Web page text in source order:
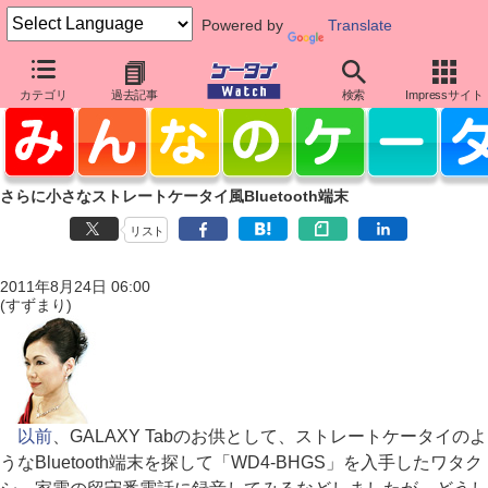
Powered by Translate
カテゴリ 過去記事 検索 Impressサイト
さらに小さなストレートケータイ風Bluetooth端末
リスト
2011年8月24日 06:00
(すずまり)
以前、GALAXY Tabのお供として、ストレートケータイのよ
うなBluetooth端末を探して「WD4-BHGS」を入手したワタク